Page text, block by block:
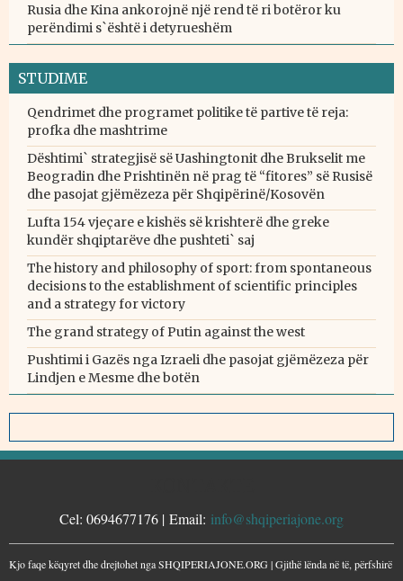
Rusia dhe Kina ankorojnë një rend të ri botëror ku
perëndimi s`është i detyrueshëm
STUDIME
Qendrimet dhe programet politike të partive të reja:
profka dhe mashtrime
Dështimi` strategjisë së Uashingtonit dhe Brukselit me
Beogradin dhe Prishtinën në prag të “fitores” së Rusisë
dhe pasojat gjëmëzeza për Shqipërinë/Kosovën
Lufta 154 vjeçare e kishës së krishterë dhe greke
kundër shqiptarëve dhe pushteti` saj
The history and philosophy of sport: from spontaneous
decisions to the establishment of scientific principles
and a strategy for victory
The grand strategy of Putin against the west
Pushtimi i Gazës nga Izraeli dhe pasojat gjëmëzeza për
Lindjen e Mesme dhe botën
Cel: 0694677176 | Email: info@shqiperiajone.org
Kjo faqe këqyret dhe drejtohet nga SHQIPERIAJONE.ORG | Gjithë lënda në të, përfshirë